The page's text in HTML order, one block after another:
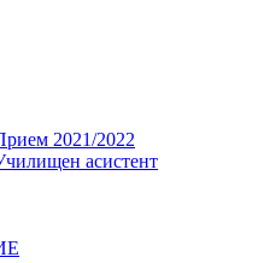
2021/2022
асистент